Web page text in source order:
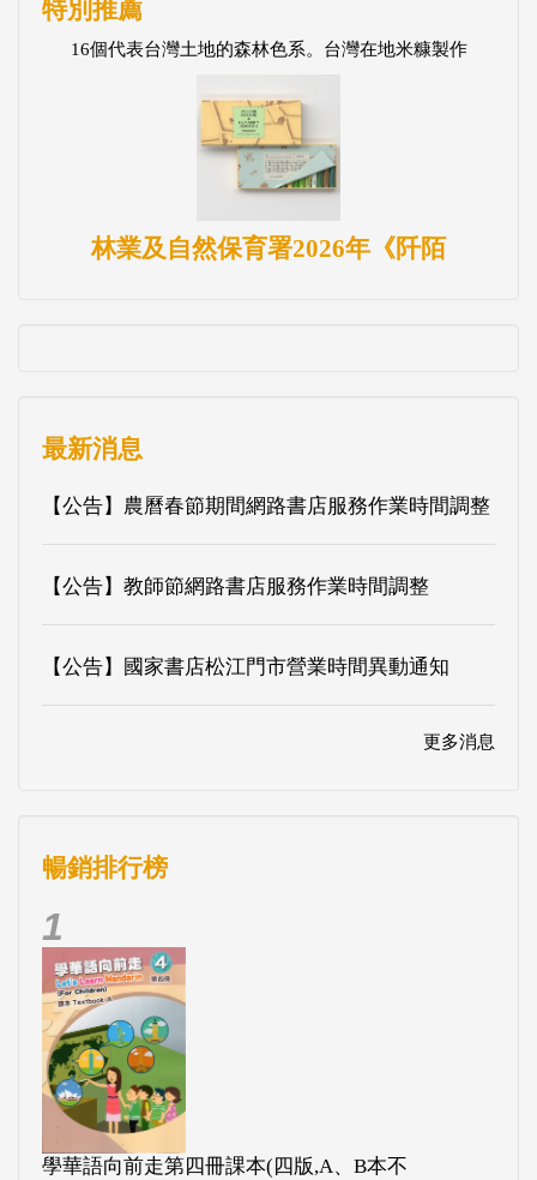
特別推薦
16個代表台灣土地的森林色系。台灣在地米糠製作
林業及自然保育署2026年《阡陌
最新消息
【公告】農曆春節期間網路書店服務作業時間調整
【公告】教師節網路書店服務作業時間調整
【公告】國家書店松江門市營業時間異動通知
更多消息
暢銷排行榜
1
學華語向前走第四冊課本(四版,A、B本不